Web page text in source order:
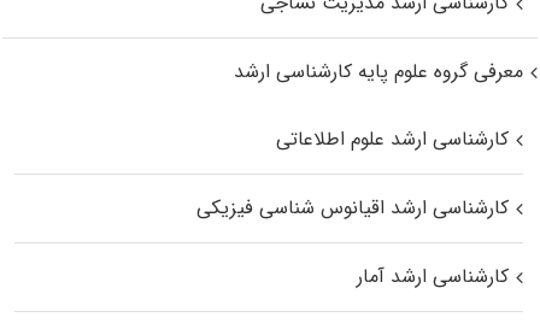
معرفی گروه علوم پایه کارشناسی ارشد
کارشناسی ارشد علوم اطلاعاتی
کارشناسی ارشد اقیانوس‌ شناسی فیزیکی
کارشناسی ارشد آمار